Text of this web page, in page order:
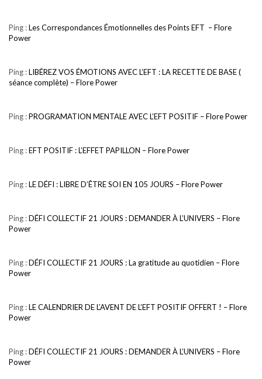
Ping :Les Correspondances Émotionnelles des Points EFT – Flore
Power
Ping :LIBÉREZ VOS ÉMOTIONS AVEC L’EFT : LA RECETTE DE BASE (
séance complète) – Flore Power
Ping :PROGRAMATION MENTALE AVEC L’EFT POSITIF – Flore Power
Ping :EFT POSITIF : L’EFFET PAPILLON – Flore Power
Ping :LE DÉFI : LIBRE D’ÊTRE SOI EN 105 JOURS – Flore Power
Ping :DÉFI COLLECTIF 21 JOURS : DEMANDER À L’UNIVERS – Flore
Power
Ping :DÉFI COLLECTIF 21 JOURS : La gratitude au quotidien – Flore
Power
Ping :LE CALENDRIER DE L’AVENT DE L’EFT POSITIF OFFERT ! – Flore
Power
Ping :DÉFI COLLECTIF 21 JOURS : DEMANDER À L’UNIVERS – Flore
Power